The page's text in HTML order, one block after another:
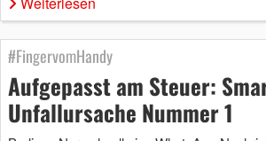
#FingervomHandy
Aufgepasst am Steuer:
Unfallursache Nummer 1